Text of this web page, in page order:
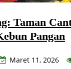
Taman
Pangan
Maret 11, 2026